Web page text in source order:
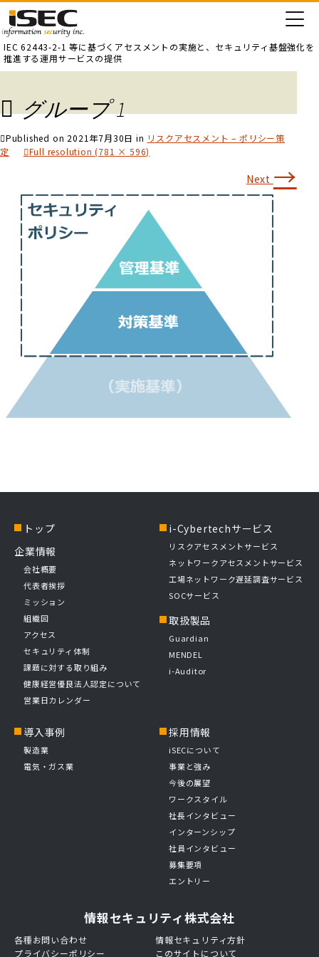
IEC 62443-2-1 等に基づくアセスメントの実施と、 セキュリティ基盤強化を
推進する運用サービスの提供
グループ 1
Published on 2021年7月30日 in リスクアセスメント – ポリシー策
定
Full resolution (781 × 596)
Next →
トップ
企業情報
会社概要
代表者挨拶
ミッション
組織図
アクセス
セキュリティ体制
課題に対する取り組み
健康経営優良法人認定について
営業日カレンダー
i-Cybertechサービス
リスクアセスメントサービス
ネットワークアセスメントサービス
工場ネットワーク遅延調査サービス
SOCサービス
取扱製品
Guardian
MENDEL
i-Auditor
導入事例
製造業
電気・ガス業
採用情報
iSECについて
事業と強み
今後の展望
ワークスタイル
社長インタビュー
インターンシップ
社員インタビュー
募集要項
エントリー
情報セキュリティ株式会社
各種お問い合わせ
情報セキュリティ方針
プライバシーポリシー
このサイトについて